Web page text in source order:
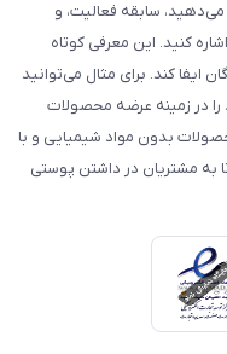
سابقه فعالیت، و
کنید. این معرفی کوتاه
ایفا کند. برای مثال می‌توانید
سال ۱۳۹۸ فعالیت خود را در زمینه عرضه محصولات
بدون مواد شیمیایی و با
به مشتریان در داشتن پوستی